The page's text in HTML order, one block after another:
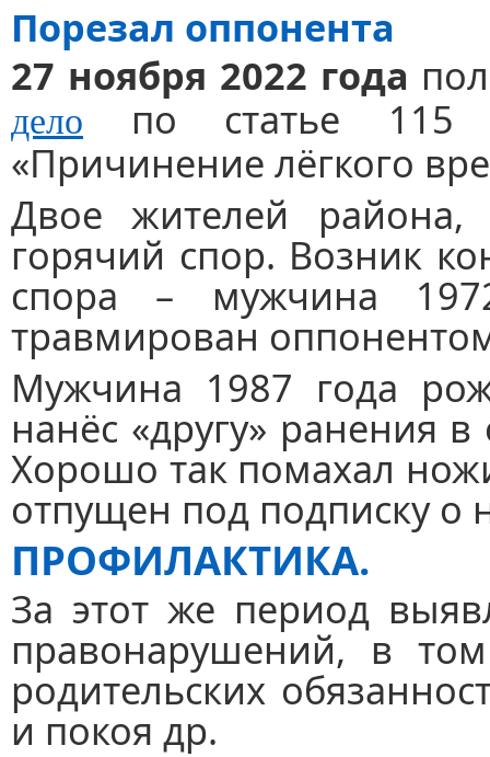
Порезал оппонента
27 ноября 2022 года
дело
по статье 115
«Причинение лёгкого
Двое жителей района,
горячий спор. Возник
спора – мужчина
травмирован
Мужчина 1987 года
нанёс «другу» ранения
Хорошо так помахал
отпущен под подписку о
ПРОФИЛАКТИКА.
За этот же период
правонарушений, в
родительских
и покоя др.